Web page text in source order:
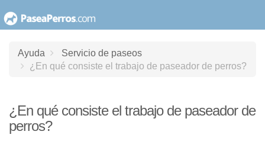
al
contenido
Ayuda
Servicio de paseos
¿En qué consiste el trabajo de paseador de perros?
¿En qué consiste el trabajo de paseador de
perros?